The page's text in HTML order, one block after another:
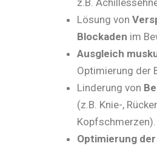
z.B.
Lösung von
Blockaden im
Ausgleich
Optimierung der
Linderung von
(z.B. Knie-,
Kopfschmerzen).
Optimierung